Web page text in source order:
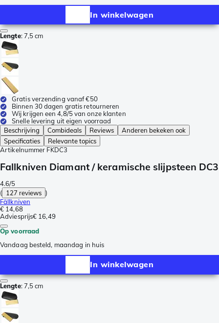
In winkelwagen
Lengte:7,5 cm
Gratis verzending vanaf €50
Binnen 30 dagen gratis retourneren
Wij krijgen een 4,8/5 van onze klanten
Snelle levering uit eigen voorraad
Beschrijving
Combideals Reviews
Anderen bekeken ook
Specificaties
Relevante topics
Artikelnummer FKDC3
Fallkniven Diamant / keramische slijpsteen DC3
4.6/5
( 127 reviews )
Fällkniven
€ 14,68
Adviesprijs€ 16,49
Op voorraad
Vandaag besteld, maandag in huis
In winkelwagen
Lengte:7,5 cm